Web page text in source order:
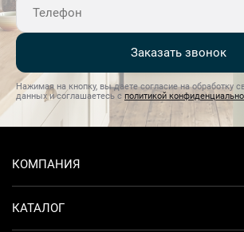
и высокое
использованияНадежность и
месячной гарантией
Заказать звонок
Нажимая на кнопку, вы даете согласие на обработку
данных и соглашаетесь с политикой
КОМПАНИЯ
КАТАЛОГ